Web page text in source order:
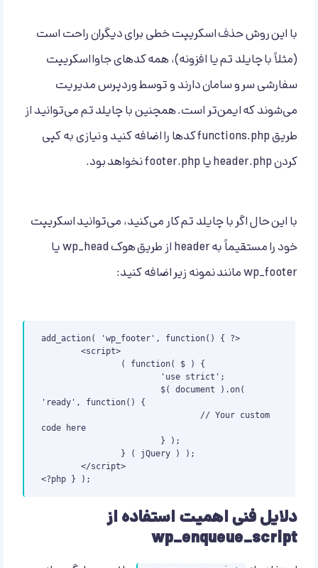
با این روش حذف اسکریپت خطی برای دیگران راحت است
(مثلاً با چایلد تم یا افزونه‌)، همه کدهای جاوااسکریپت‌
سفارشی سر و سامان دارند و توسط وردپرس مدیریت
می‌شوند که ایمن‌تر است. همچنین با چایلد تم می‌توانید از
طریق functions.php کدها را اضافه کنید و نیازی به کپی
کردن header.php یا footer.php نخواهد بود.
با این حال اگر با چایلد تم کار می‌کنید، می‌توانید اسکریپت
خود را مستقیماً به header از طریق هوک wp_head یا
wp_footer مانند نمونه زیر اضافه کنید:
add_action( 'wp_footer', function() { ?>
	<script>
'ready', function() {
code here
	</script>
<?php } );
دلایل فنی اهمیت استفاده از
wp_enqueue_script